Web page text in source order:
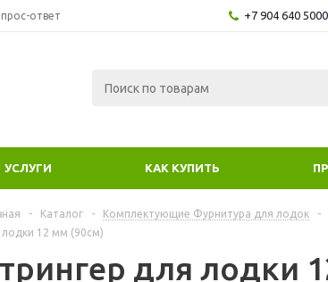
ответ +7 904 640 5000
УСЛУГИ КАК КУПИТЬ
- Каталог - Комплектующие Фурнитура для лодок -
лодки 12 мм (90см)
для лодки